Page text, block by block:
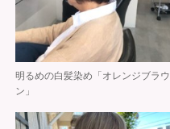
明るめの白髪染め「オレンジブラウ
ン」